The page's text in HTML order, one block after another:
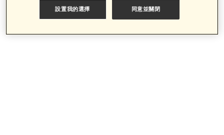
設置我的選擇 同意並關閉